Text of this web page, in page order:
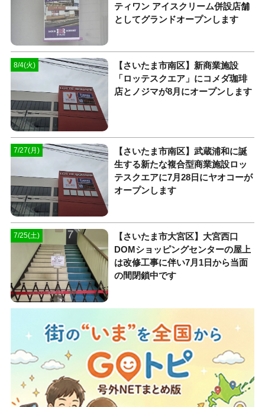
ティワン アイスクリーム併設店舗
としてグランドオープンします
8/4(火)
【さいたま市南区】新商業施設
「ロッテスクエア」にコメダ珈琲
店とノジマが8月にオープンします
7/27(月)
【さいたま市南区】武蔵浦和に誕
生する新たな複合型商業施設ロッ
テスクエアに7月28日にヤオコーが
オープンします
7/25(土)
【さいたま市大宮区】大宮西口
DOMショッピングセンターの屋上
は改修工事に伴い7月1日から当面
の間閉鎖中です